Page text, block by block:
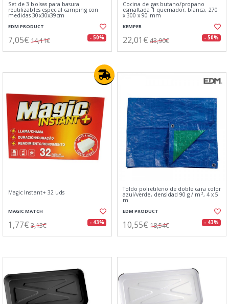
Set de 3 bolsas para basura
reutilizables especial camping con
medidas 30x30x39cm
EDM PRODUCT
7,05€ 14,11€ - 50%
Cocina de gas butano/propano
esmaltada 1 quemador, blanca, 270
x 300 x 90 mm
KEMPER
22,01€ 43,90€ - 50%
Magic Instant+ 32 uds
MAGIC MATCH
1,77€ 3,13€ - 43%
Toldo polietileno de doble cara color
azul/verde, densidad 90 g / m², 4 x 5
m
EDM PRODUCT
10,55€ 18,54€ - 43%